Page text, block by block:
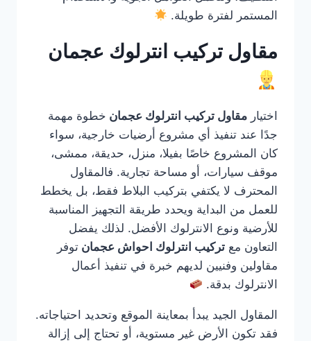
المستمر لفترة طويلة.
مقاول تركيب انترلوك عجمان
اختيار مقاول تركيب انترلوك عجمان خطوة مهمة
جدًا عند تنفيذ أي مشروع أرضيات خارجية، سواء
كان المشروع خاصًا بفيلا، منزل، حديقة، ممشى،
موقف سيارات، أو مساحة تجارية. فالمقاول
المحترف لا يكتفي بتركيب البلاط فقط، بل يخطط
للعمل من البداية ويحدد طريقة التجهيز المناسبة
للأرضية ونوع الانترلوك الأفضل. لذلك يفضل
التعاون مع تركيب انترلوك احواش عجمان توفر
مقاولين وفنيين لديهم خبرة في تنفيذ أعمال
الانترلوك بدقة.
المقاول الجيد يبدأ بمعاينة الموقع وتحديد احتياجاته.
فقد تكون الأرض غير مستوية، أو تحتاج إلى إزالة